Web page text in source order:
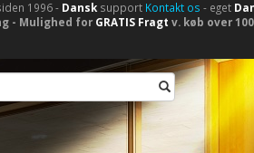
1996 - Dansksupport Kontakt os - eget
- Mulighed for GRATIS Fragt v. køb over